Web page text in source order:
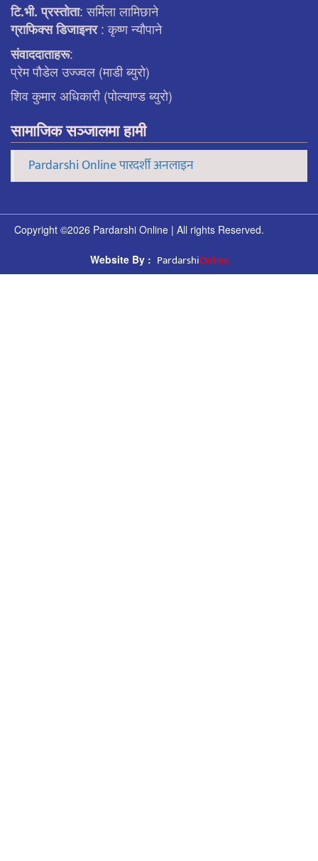
टि.भी. प्रस्ताेता: सर्मिला लामिछाने
ग्राफिक्स डिजाइनर: कृष्ण न्याैपाने
संवाददाताहरू:
प्रेम पौडेल उज्ज्वल (माडी ब्युरो)
शिव कुमार अधिकारी (पोल्याण्ड ब्युरो)
सामाजिक सञ्जालमा हामी
Pardarshi Online पारदर्शी अनलाइन
Copyright ©2026 Pardarshi Online | All rights Reserved.
Website By : PardarshiOnline.